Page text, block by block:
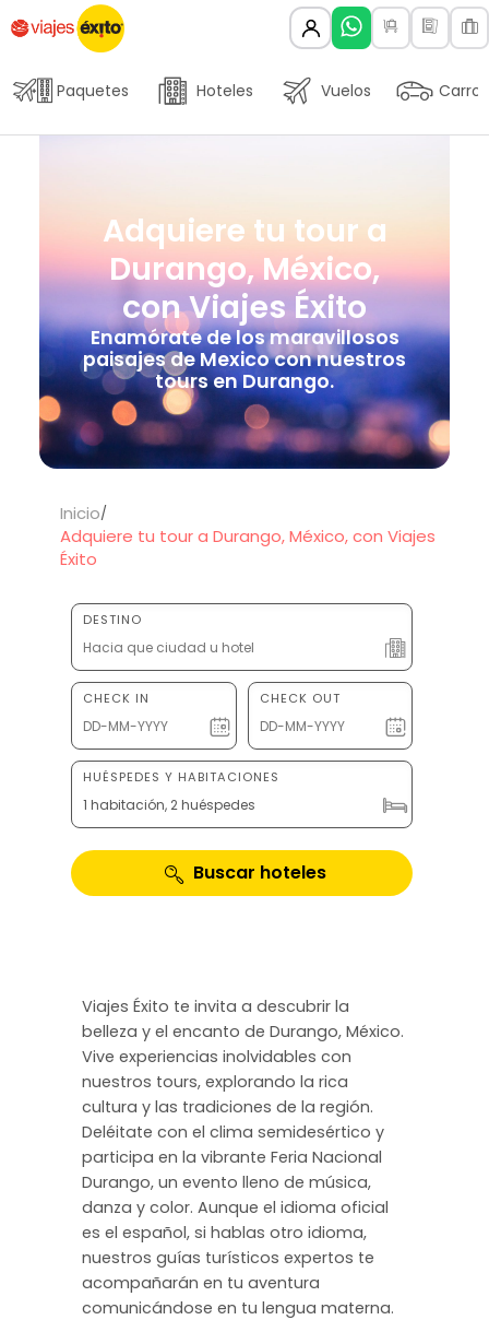
Paquetes Hoteles Vuelos Carros
Adquiere tu tour a
Durango, México,
con Viajes Éxito
Enamórate de los maravillosos
paisajes de Mexico con nuestros
tours en Durango.
Inicio
Adquiere tu tour a Durango, México, con Viajes
Éxito
DESTINO
CHECK IN CHECK OUT
HUÉSPEDES Y HABITACIONES
1 habitación, 2 huéspedes
Buscar hoteles
Viajes Éxito te invita a descubrir la
belleza y el encanto de Durango, México.
Vive experiencias inolvidables con
nuestros tours, explorando la rica
cultura y las tradiciones de la región.
Deléitate con el clima semidesértico y
participa en la vibrante Feria Nacional
Durango, un evento lleno de música,
danza y color. Aunque el idioma oficial
es el español, si hablas otro idioma,
nuestros guías turísticos expertos te
acompañarán en tu aventura
comunicándose en tu lengua materna.